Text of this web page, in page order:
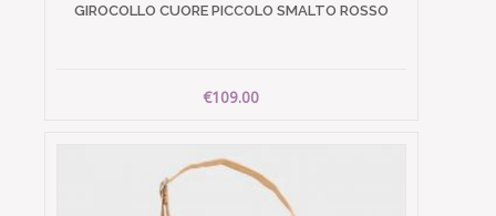
GIROCOLLO CUORE PICCOLO SMALTO ROSSO
€109.00